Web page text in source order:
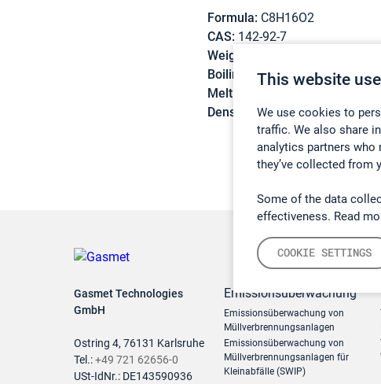
This website
We use cookies to
traffic. We also share
analytics partners who
they’ve collected from
Some of the data
effectiveness. Read
COOKIE SETTINGS
Formula: C8H16O2
CAS: 142-92-7
Weight:
Boiling point:171,5 °C
Melting point:
Density:
0,873 g/cm3
Gasmet Technologies
GmbH
Ostring 4, 76131 Karlsruhe
Tel.:+49 721 62656-0
USt-IdNr.: DE143590936
Emissionsüberwachung
Emissionsüberwachung von
Müllverbrennungsanlagen
Emissionsüberwachung von
Müllverbrennungsanlagen für
Kleinabfälle (SWIP)